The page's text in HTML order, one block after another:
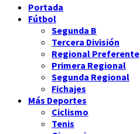
Portada
Fútbol
Segunda B
Tercera División
Regional Preferente
Primera Regional
Segunda Regional
Fichajes
Más Deportes
Ciclismo
Tenis